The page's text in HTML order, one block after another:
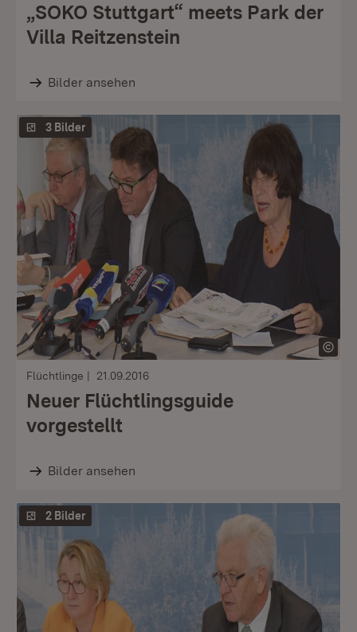
„SOKO Stuttgart“ meets Park der
Villa Reitzenstein
Bilder ansehen
3 Bilder
Flüchtlinge 21.09.2016
Neuer Flüchtlingsguide
vorgestellt
Bilder ansehen
2 Bilder